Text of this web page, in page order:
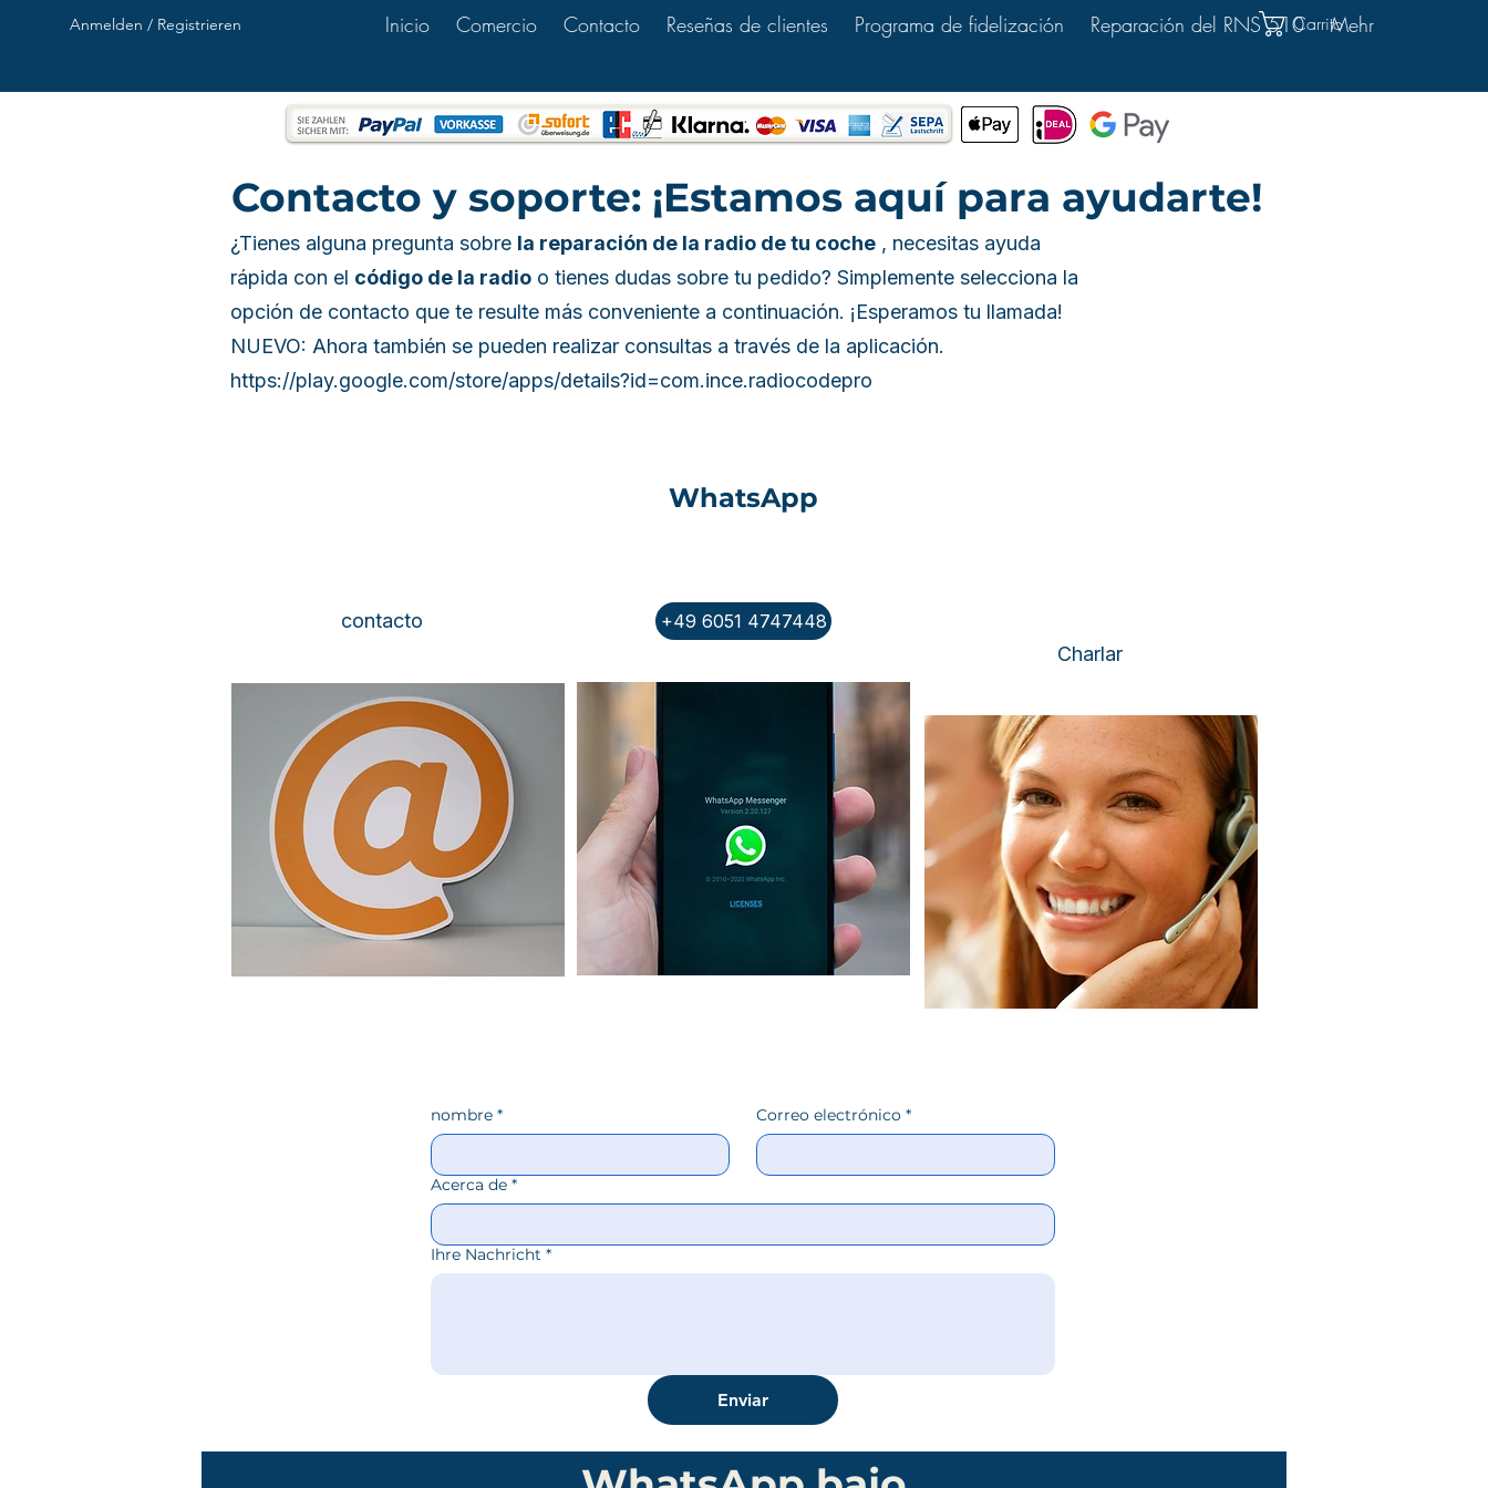
Anmelden / Registrieren Inicio Comercio Contacto Reseñas de clientes Programa de fidelización Reparación del RNS 510 Mehr
Carrito
Contacto y soporte: ¡Estamos aquí para ayudarte!
¿Tienes alguna pregunta sobre la reparación de la radio de tu coche , necesitas ayuda
rápida con el código de la radio o tienes dudas sobre tu pedido? Simplemente selecciona la
opción de contacto que te resulte más conveniente a continuación. ¡Esperamos tu llamada!
NUEVO: Ahora también se pueden realizar consultas a través de la aplicación.
https://play.google.com/store/apps/details?id=com.ince.radiocodepro
contacto
WhatsApp
+49 6051 4747448
Charlar
nombre * Correo electrónico *
Acerca de *
Ihre Nachricht *
Enviar